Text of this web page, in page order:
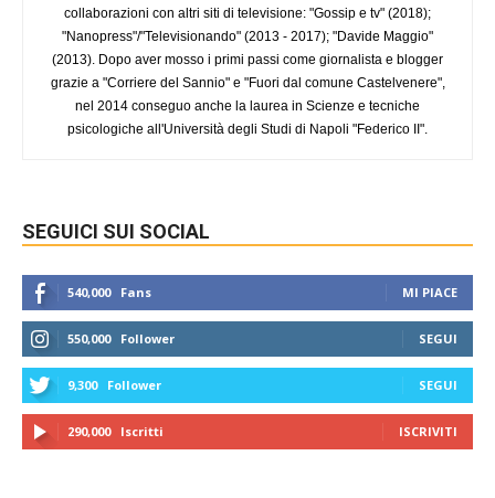
collaborazioni con altri siti di televisione: "Gossip e tv" (2018);
"Nanopress"/"Televisionando" (2013 - 2017); "Davide Maggio"
(2013). Dopo aver mosso i primi passi come giornalista e blogger
grazie a "Corriere del Sannio" e "Fuori dal comune Castelvenere",
nel 2014 conseguo anche la laurea in Scienze e tecniche
psicologiche all'Università degli Studi di Napoli "Federico II".
SEGUICI SUI SOCIAL
540,000 Fans MI PIACE
550,000 Follower SEGUI
9,300 Follower SEGUI
290,000 Iscritti ISCRIVITI